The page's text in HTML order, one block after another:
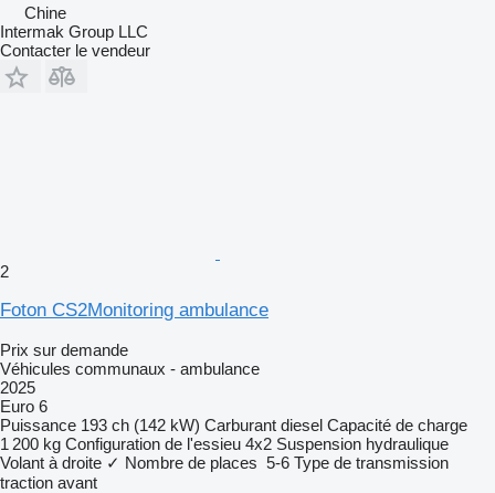
Chine
Intermak Group LLC
Contacter le vendeur
2
Foton CS2Monitoring ambulance
Prix sur demande
Véhicules communaux - ambulance
2025
Euro 6
Puissance 193 ch (142 kW) Carburant diesel Capacité de charge
1 200 kg Configuration de l'essieu 4x2 Suspension hydraulique
Volant à droite ✓ Nombre de places 5-6 Type de transmission
traction avant